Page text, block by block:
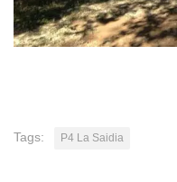
Tags: P4 La Saidia